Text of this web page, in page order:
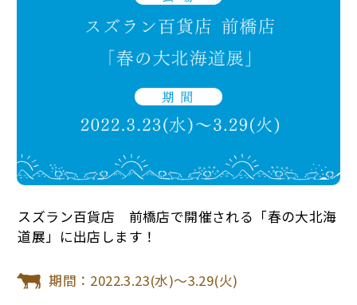
スズラン百貨店 前橋店で開催される「春の大北海
道展」に出店します！
期間：2022.3.23(水)～3.29(火)